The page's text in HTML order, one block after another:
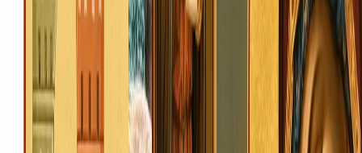
+38 068 788 77 22